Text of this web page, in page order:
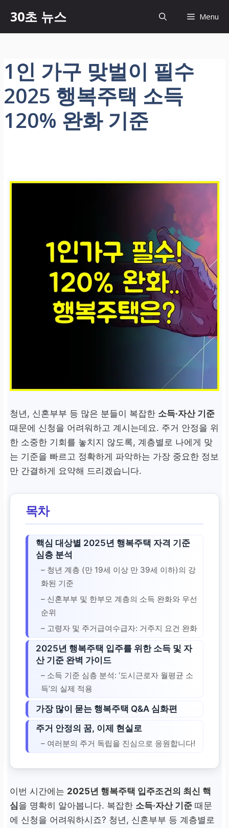
츠
너
기
30초 뉴스 Menu
1인 가구 맞벌이 필수
2025 행복주택 소득
120% 완화 기준
청년, 신혼부부 등 많은 분들이 복잡한 소득·자산 기준
때문에 신청을 어려워하고 계시는데요. 주거 안정을 위
한 소중한 기회를 놓치지 않도록, 계층별로 나에게 맞
는 기준을 빠르고 정확하게 파악하는 가장 중요한 정보
만 간결하게 요약해 드리겠습니다.
목차
핵심 대상별 2025년 행복주택 자격 기준
심층 분석
– 청년 계층 (만 19세 이상 만 39세 이하)의 강
화된 기준
– 신혼부부 및 한부모 계층의 소득 완화와 우선
순위
– 고령자 및 주거급여수급자: 거주지 요건 완화
2025년 행복주택 입주를 위한 소득 및 자
산 기준 완벽 가이드
– 소득 기준 심층 분석: ‘도시근로자 월평균 소
득’의 실제 적용
가장 많이 묻는 행복주택 Q&A 심화편
주거 안정의 꿈, 이제 현실로
– 여러분의 주거 독립을 진심으로 응원합니다!
이번 시간에는 2025년 행복주택 입주조건의 최신 핵
심을 명확히 알아봅니다. 복잡한 소득·자산 기준 때문
에 신청을 어려워하시죠? 청년, 신혼부부 등 계층별로